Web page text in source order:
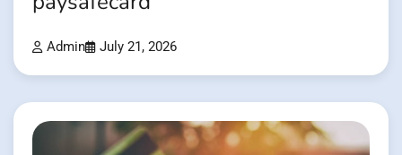
Admin July 21, 2026